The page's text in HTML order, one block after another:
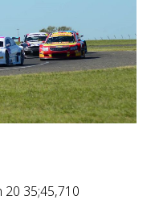
35;45,710